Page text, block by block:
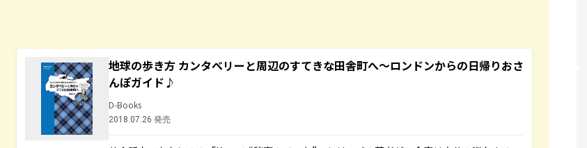
地球の歩き方 カンタベリーと周辺のすてきな田舎町へ～ロンドンからの日帰りおさ
んぽガイド♪
D-Books
2018.07.26 発売